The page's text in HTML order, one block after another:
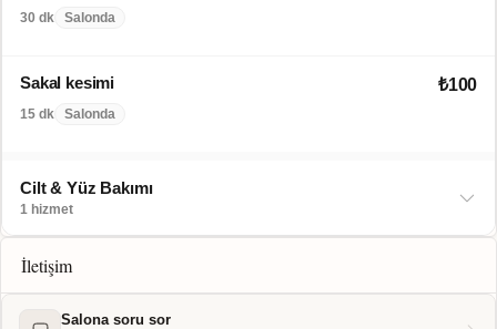
30 dk Salonda
Sakal kesimi
15 dk Salonda
₺100
Cilt & Yüz Bakımı
1 hizmet
İletişim
Salona soru sor